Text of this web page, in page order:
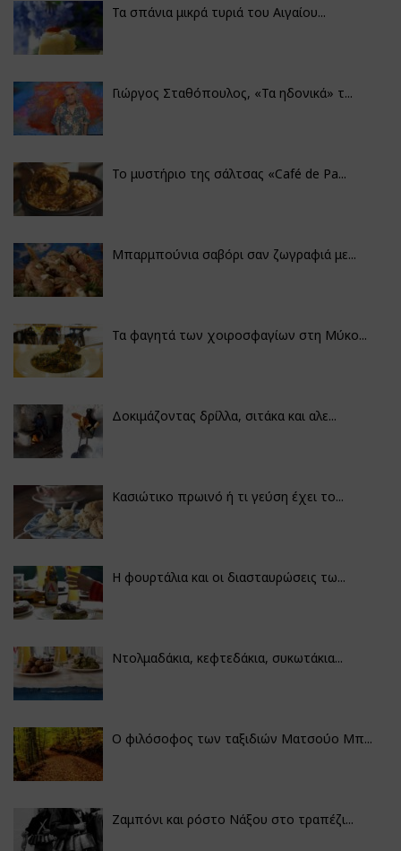
Τα σπάνια μικρά τυριά του Αιγαίου...
Γιώργος Σταθόπουλος, «Τα ηδονικά» τ...
Το μυστήριο της σάλτσας «Café de Pa...
Μπαρμπούνια σαβόρι σαν ζωγραφιά με...
Τα φαγητά των χοιροσφαγίων στη Μύκο...
Δοκιμάζοντας δρίλλα, σιτάκα και αλε...
Κασιώτικο πρωινό ή τι γεύση έχει το...
Η φουρτάλια και οι διασταυρώσεις τω...
Ντολμαδάκια, κεφτεδάκια, συκωτάκια...
Ο φιλόσοφος των ταξιδιών Ματσούο Μπ...
Ζαμπόνι και ρόστο Νάξου στο τραπέζι...